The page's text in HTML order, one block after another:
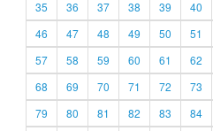
35
36 37 38 39 40
46
47 48 49 50 51
57
58 59 60 61 62
68
69 70 71 72 73
79
80 81 82 83 84